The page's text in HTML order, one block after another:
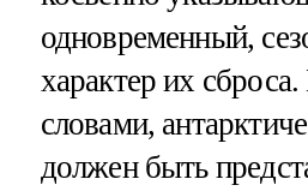
одновременный,
характер их
словами,
должен быть